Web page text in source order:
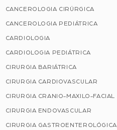
CANCEROLOGIA CIRÚRGICA
CANCEROLOGIA PEDIÁTRICA
CARDIOLOGIA
CARDIOLOGIA PEDIÁTRICA
CIRURGIA BARIÁTRICA
CIRURGIA CARDIOVASCULAR
CIRURGIA CRANIO-MAXILO-FACIAL
CIRURGIA ENDOVASCULAR
CIRURGIA GASTROENTEROLÓGICA